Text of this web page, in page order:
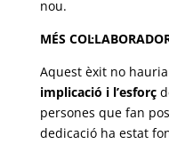
nou.
MÉS
Aquest èxit no
implicació i l’esforç
persones que fan
dedicació ha estat